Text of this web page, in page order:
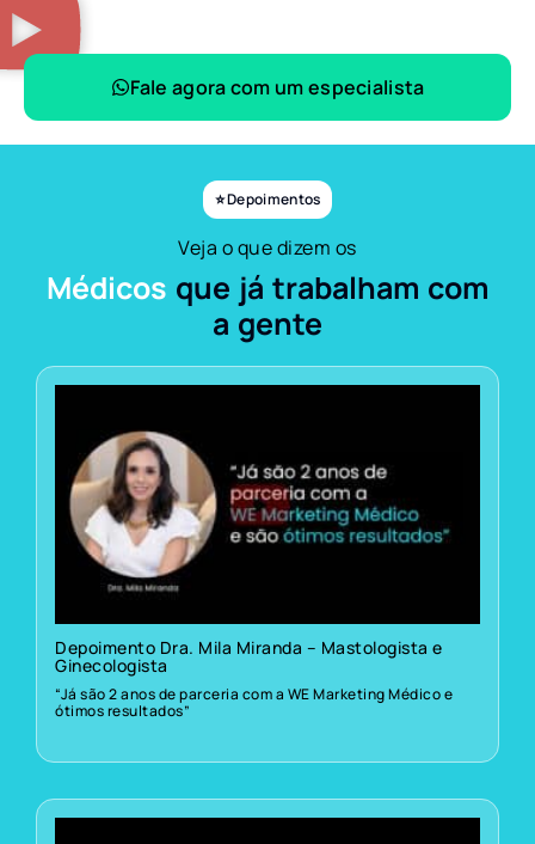
Fale agora com um especialista
⭐ Depoimentos
Veja o que dizem os
Médicos que já trabalham com
a gente
Depoimento Dra. Mila Miranda – Mastologista e
Ginecologista
“Já são 2 anos de parceria com a WE Marketing Médico e
ótimos resultados”